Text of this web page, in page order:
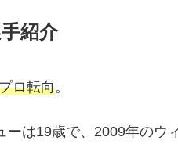
紹介
ロ転向。
ーは19歳で、2009年の